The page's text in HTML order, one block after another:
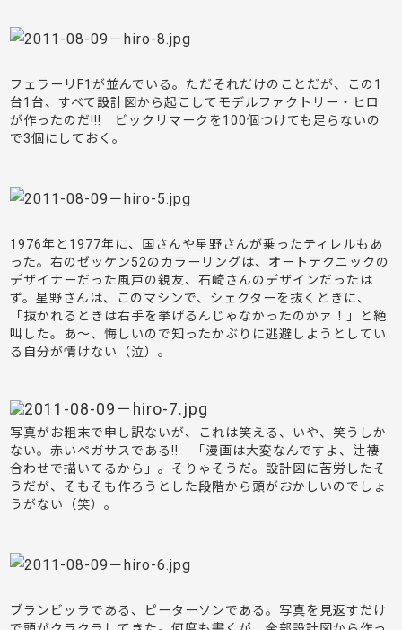
フェラーリF1が並んでいる。ただそれだけのことだが、この1
台1台、すべて設計図から起こしてモデルファクトリー・ヒロ
が作ったのだ!!! ビックリマークを100個つけても足らないの
で3個にしておく。
1976年と1977年に、
国さんや星野さんが乗ったティレルもあ
った。右のゼッケン52のカラーリングは、オートテクニックの
デザイナーだった風戸の親友、石崎さんのデザインだったは
ず。星野さんは、このマシンで、シェクターを抜くときに、
「抜かれるときは右手を挙げるんじゃなかったのかァ！」と絶
叫した。
あ～、悔しいので知ったかぶりに逃避しようとしてい
る自分が情けない（泣）。
写真がお粗末で申し訳ないが、これは笑える、いや、笑うしか
ない。赤いペガサスである!! 「漫画は大変なんですよ、辻褄
合わせで描いてるから」。そりゃそうだ。設計図に苦労したそ
うだが、そもそも作ろうとした段階から頭がおかしいのでしょ
うがない（笑）。
ブランビッラである、ピーターソンである。写真を見返すだけ